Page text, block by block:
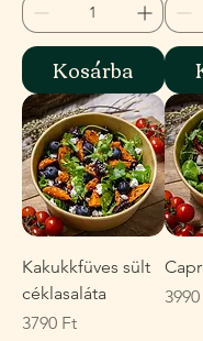
Kosárba
Kakukkfüves sült
céklasaláta
Ár
3790 Ft
Ár